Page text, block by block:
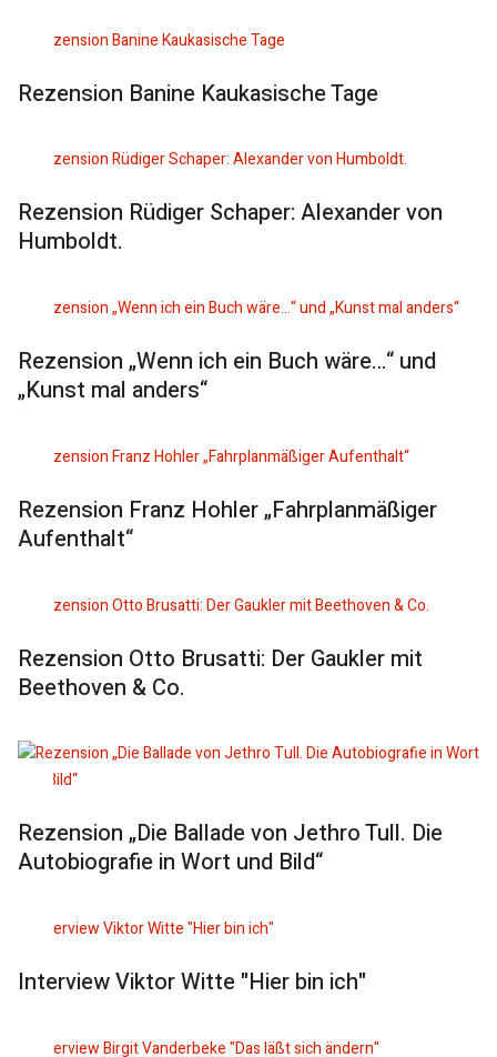
Rezension Banine Kaukasische Tage
Rezension Rüdiger Schaper: Alexander von
Humboldt.
Rezension „Wenn ich ein Buch wäre…“ und
„Kunst mal anders“
Rezension Franz Hohler „Fahrplanmäßiger
Aufenthalt“
Rezension Otto Brusatti: Der Gaukler mit
Beethoven & Co.
Rezension „Die Ballade von Jethro Tull. Die
Autobiografie in Wort und Bild“
Interview Viktor Witte "Hier bin ich"